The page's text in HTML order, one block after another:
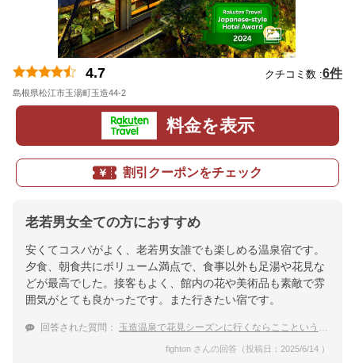
4.7 クチコミ数 :6件
島根県松江市玉湯町玉造44-2
料金を表示
割引クーポンをチェック
老若男女全ての方におすすめ
安くてコスパがよく、老若男女誰でも楽しめる温泉宿です。
夕食、朝食共にボリューム満点で、食事以外も足湯や花見な
どが最高でした。接客もよく、館内の花や美術品も素敵で雰
囲気がとても良かったです。また行きたい宿です。
回答された質問： 玉造温泉で花見シーズンに行くならここという宿を教えて！
fighton さんの回答（投稿日：2025/6/14 ）